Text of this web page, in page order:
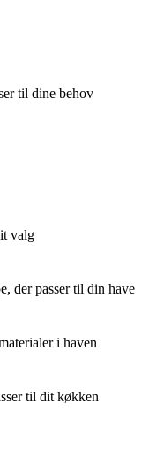
til dine behov
valg
der passer til din have
i haven
til dit køkken